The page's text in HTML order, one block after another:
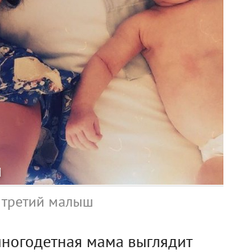
малыш
мама выглядит